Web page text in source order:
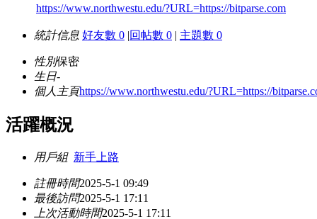
https://www.northwestu.edu/?URL=https://bitparse.com
統計信息 好友數 0 |回帖數 0 | 主題數 0
性別保密
生日-
個人主頁https://www.northwestu.edu/?URL=https://
活躍概況
用戶組 新手上路
註冊時間2025-5-1 09:49
最後訪問2025-5-1 17:11
上次活動時間2025-5-1 17:11